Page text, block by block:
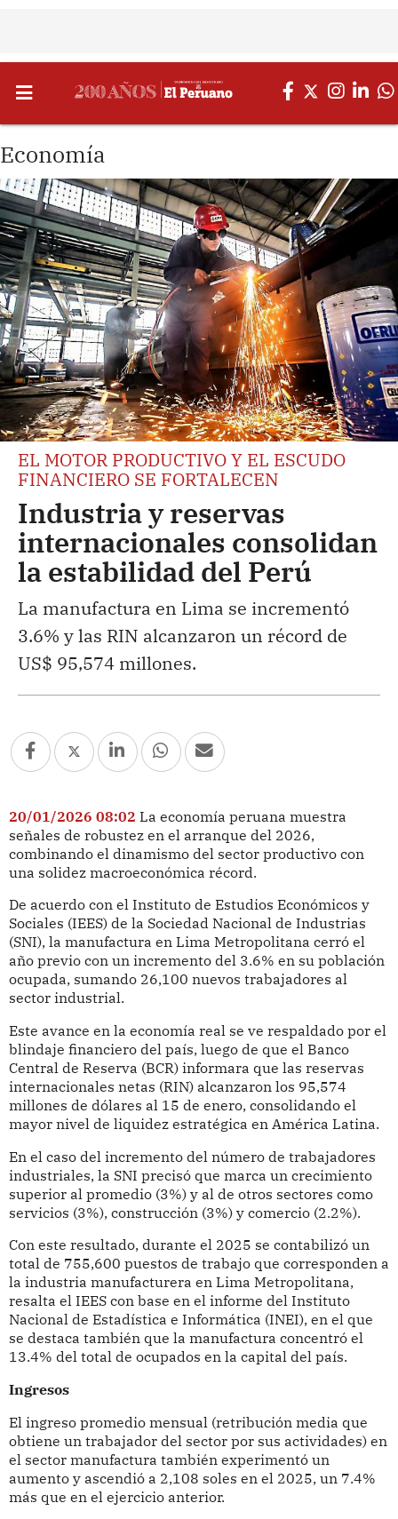
Economía
EL MOTOR PRODUCTIVO Y EL ESCUDO
FINANCIERO SE FORTALECEN
Industria y reservas
internacionales consolidan
la estabilidad del Perú
La manufactura en Lima se incrementó
3.6% y las RIN alcanzaron un récord de
US$ 95,574 millones.
20/01/2026 08:02 La economía peruana muestra
señales de robustez en el arranque del 2026,
combinando el dinamismo del sector productivo con
una solidez macroeconómica récord.
De acuerdo con el Instituto de Estudios Económicos y
Sociales (IEES) de la Sociedad Nacional de Industrias
(SNI), la manufactura en Lima Metropolitana cerró el
año previo con un incremento del 3.6% en su población
ocupada, sumando 26,100 nuevos trabajadores al
sector industrial.
Este avance en la economía real se ve respaldado por el
blindaje financiero del país, luego de que el Banco
Central de Reserva (BCR) informara que las reservas
internacionales netas (RIN) alcanzaron los 95,574
millones de dólares al 15 de enero, consolidando el
mayor nivel de liquidez estratégica en América Latina.
En el caso del incremento del número de trabajadores
industriales, la SNI precisó que marca un crecimiento
superior al promedio (3%) y al de otros sectores como
servicios (3%), construcción (3%) y comercio (2.2%).
Con este resultado, durante el 2025 se contabilizó un
total de 755,600 puestos de trabajo que corresponden a
la industria manufacturera en Lima Metropolitana,
resalta el IEES con base en el informe del Instituto
Nacional de Estadística e Informática (INEI), en el que
se destaca también que la manufactura concentró el
13.4% del total de ocupados en la capital del país.
Ingresos
El ingreso promedio mensual (retribución media que
obtiene un trabajador del sector por sus actividades) en
el sector manufactura también experimentó un
aumento y ascendió a 2,108 soles en el 2025, un 7.4%
más que en el ejercicio anterior.